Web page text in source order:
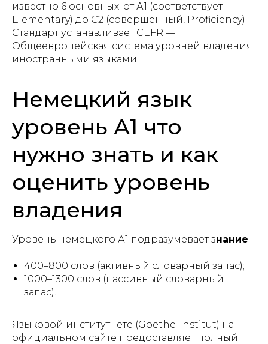
известно 6 основных: от А1 (соответствует
Elementary) до С2 (совершенный, Proficiency).
Стандарт устанавливает CEFR —
Общеевропейская система уровней владения
иностранными языками.
Немецкий язык
уровень А1 что
нужно знать и как
оценить уровень
владения
Уровень немецкого А1 подразумевает знание:
400–800 слов (активный словарный запас);
1000–1300 слов (пассивный словарный
запас).
Языковой институт Гете (Goethe-Institut) на
официальном сайте предоставляет полный